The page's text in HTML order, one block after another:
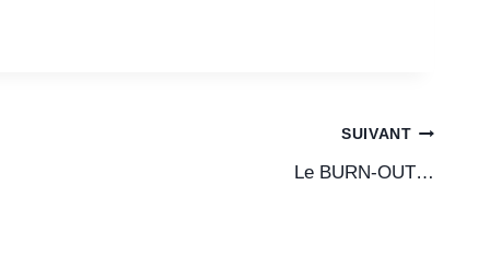
SUIVANT
Le BURN-OUT…